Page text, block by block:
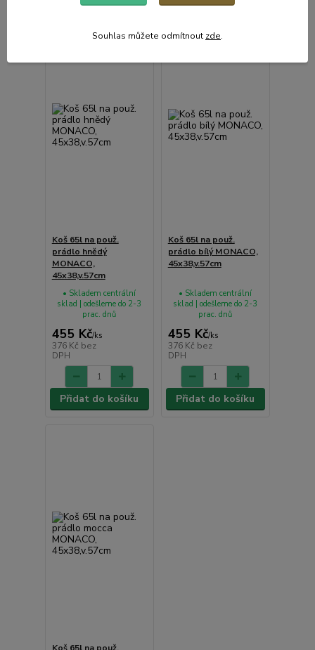
Koš 65l na použ.
prádlo hnědý
MONACO,
45x38,v.57cm
455 Kč/ks
376 Kč bez
DPH
• Skladem centrální
sklad | odešleme do 2-3
prac. dnů
Přidat do košíku
Koš 65l na použ.
prádlo bílý MONACO,
45x38,v.57cm
455 Kč/ks
376 Kč bez
DPH
• Skladem centrální
sklad | odešleme do 2-3
prac. dnů
Přidat do košíku
Souhlas můžete odmítnout zde.